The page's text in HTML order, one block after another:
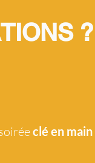
?
clé en main